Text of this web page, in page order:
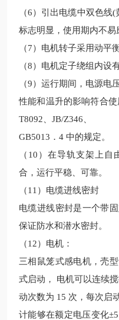
（6）引出电缆中双色线
标志明显，使用期内不易
（7）电机转子采用动平
（8）电机定子绕组内设
（9）运行期间，电源电
性能和温升的影响符合
T8092、JB/Z346、
GB5013．4 中的规定。
（10）在导轨支架上
合，运行平稳、可靠。
（11）电缆进线密封
电缆进线密封是一个带
保证防水和潜水密封。
（12）电机：
三相鼠笼式感电机，壳
式启动，
电机可以连续
动次数为 15 次，每次启
计能够在额定电压变化